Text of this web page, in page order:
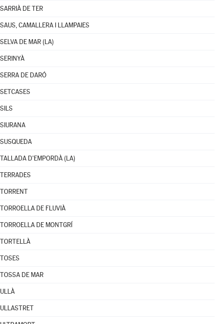
SARRIÀ DE TER
SAUS, CAMALLERA I LLAMPAIES
SELVA DE MAR (LA)
SERINYÀ
SERRA DE DARÓ
SETCASES
SILS
SIURANA
SUSQUEDA
TALLADA D'EMPORDÀ (LA)
TERRADES
TORRENT
TORROELLA DE FLUVIÀ
TORROELLA DE MONTGRÍ
TORTELLÀ
TOSES
TOSSA DE MAR
ULLÀ
ULLASTRET